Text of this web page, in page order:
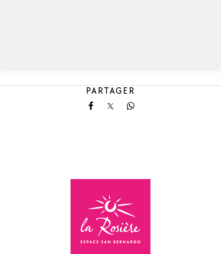
PARTAGER
Partager sur Facebook
Partager sur X
Partager sur